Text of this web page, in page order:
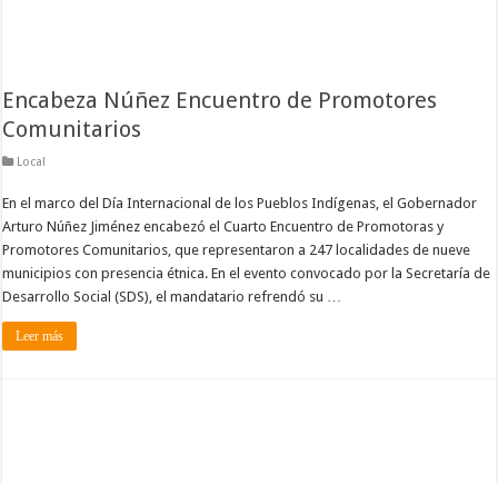
Encabeza Núñez Encuentro de Promotores
Comunitarios
Local
En el marco del Día Internacional de los Pueblos Indígenas, el Gobernador
Arturo Núñez Jiménez encabezó el Cuarto Encuentro de Promotoras y
Promotores Comunitarios, que representaron a 247 localidades de nueve
municipios con presencia étnica. En el evento convocado por la Secretaría de
Desarrollo Social (SDS), el mandatario refrendó su …
Leer más